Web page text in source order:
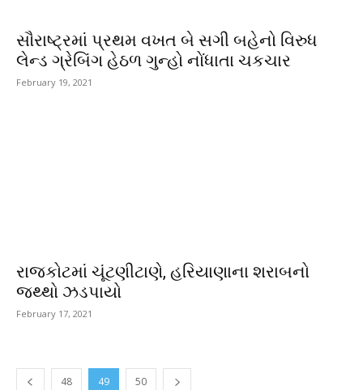
સૌરાષ્ટ્રમાં પ્રથમ વખત બે સગી બહેનો વિરુધ
લેન્ડ ગ્રેબિંગ હેઠળ ગુન્હો નોંધાતા ચકચાર
February 19, 2021
રાજકોટમાં ચૂંટણીટાણે, હરિયાણાના શરાબનો
જથ્થો ઝડપાયો
February 17, 2021
48 49 50